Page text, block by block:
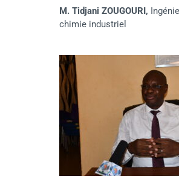
M. Tidjani ZOUGOURI,
chimie industriel